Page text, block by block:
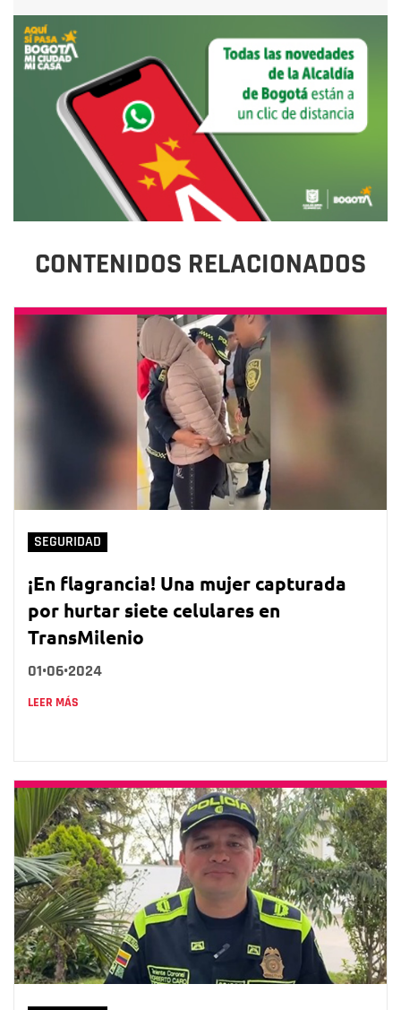
CONTENIDOS RELACIONADOS
SEGURIDAD
¡En flagrancia! Una mujer capturada
por hurtar siete celulares en
TransMilenio
01•06•2024
LEER MÁS